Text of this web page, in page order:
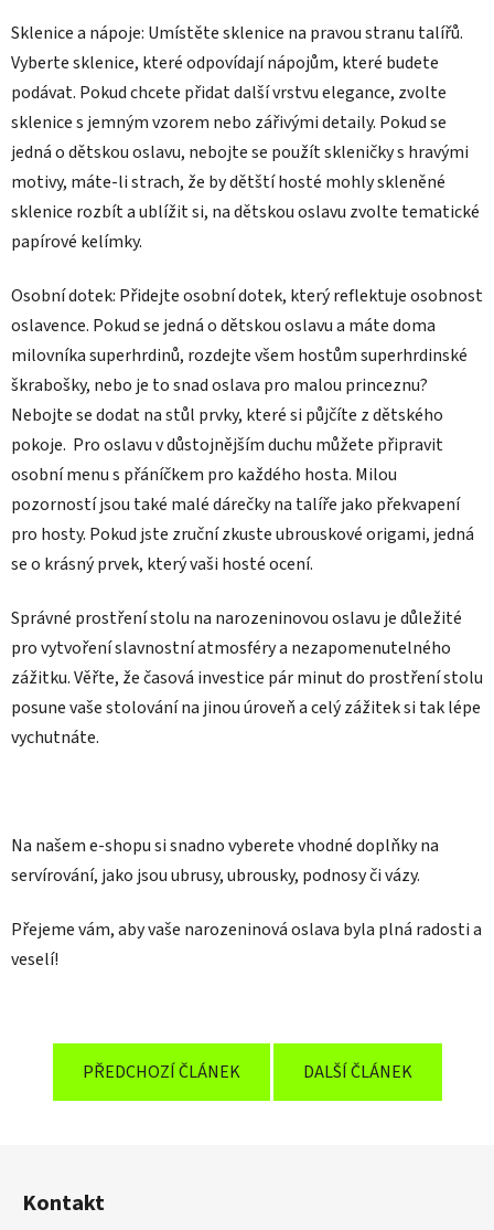
Sklenice a nápoje: Umístěte sklenice na pravou stranu talířů.
Vyberte sklenice, které odpovídají nápojům, které budete
podávat. Pokud chcete přidat další vrstvu elegance, zvolte
sklenice s jemným vzorem nebo zářivými detaily. Pokud se
jedná o dětskou oslavu, nebojte se použít skleničky s hravými
motivy, máte-li strach, že by dětští hosté mohly skleněné
sklenice rozbít a ublížit si, na dětskou oslavu zvolte tematické
papírové kelímky.
Osobní dotek: Přidejte osobní dotek, který reflektuje osobnost
oslavence. Pokud se jedná o dětskou oslavu a máte doma
milovníka superhrdinů, rozdejte všem hostům superhrdinské
škrabošky, nebo je to snad oslava pro malou princeznu?
Nebojte se dodat na stůl prvky, které si půjčíte z dětského
pokoje. Pro oslavu v důstojnějším duchu můžete připravit
osobní menu s přáníčkem pro každého hosta. Milou
pozorností jsou také malé dárečky na talíře jako překvapení
pro hosty. Pokud jste zruční zkuste ubrouskové origami, jedná
se o krásný prvek, který vaši hosté ocení.
Správné prostření stolu na narozeninovou oslavu je důležité
pro vytvoření slavnostní atmosféry a nezapomenutelného
zážitku. Věřte, že časová investice pár minut do prostření stolu
posune vaše stolování na jinou úroveň a celý zážitek si tak lépe
vychutnáte.
Na našem e-shopu si snadno vyberete vhodné doplňky na
servírování, jako jsou ubrusy, ubrousky, podnosy či vázy.
Přejeme vám, aby vaše narozeninová oslava byla plná radosti a
veselí!
PŘEDCHOZÍ ČLÁNEK DALŠÍ ČLÁNEK
Kontakt